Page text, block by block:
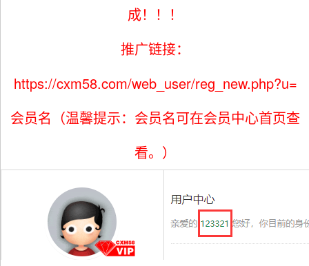
成！！！
推广链接：
https://cxm58.com/web_user/reg_new.php?u=
会员名（温馨提示：会员名可在会员中心首页查
看。）